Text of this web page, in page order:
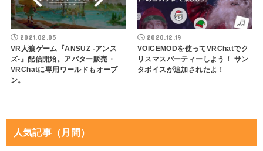
2021.02.05
VR人狼ゲーム『ANSUZ -アンス
ズ-』配信開始。アバター販売・
VRChatに専用ワールドもオープ
ン。
2020.12.19
VOICEMODを使ってVRChatでク
リスマスパーティーしよう！ サン
タボイスが追加されたよ！
人気記事（月間）